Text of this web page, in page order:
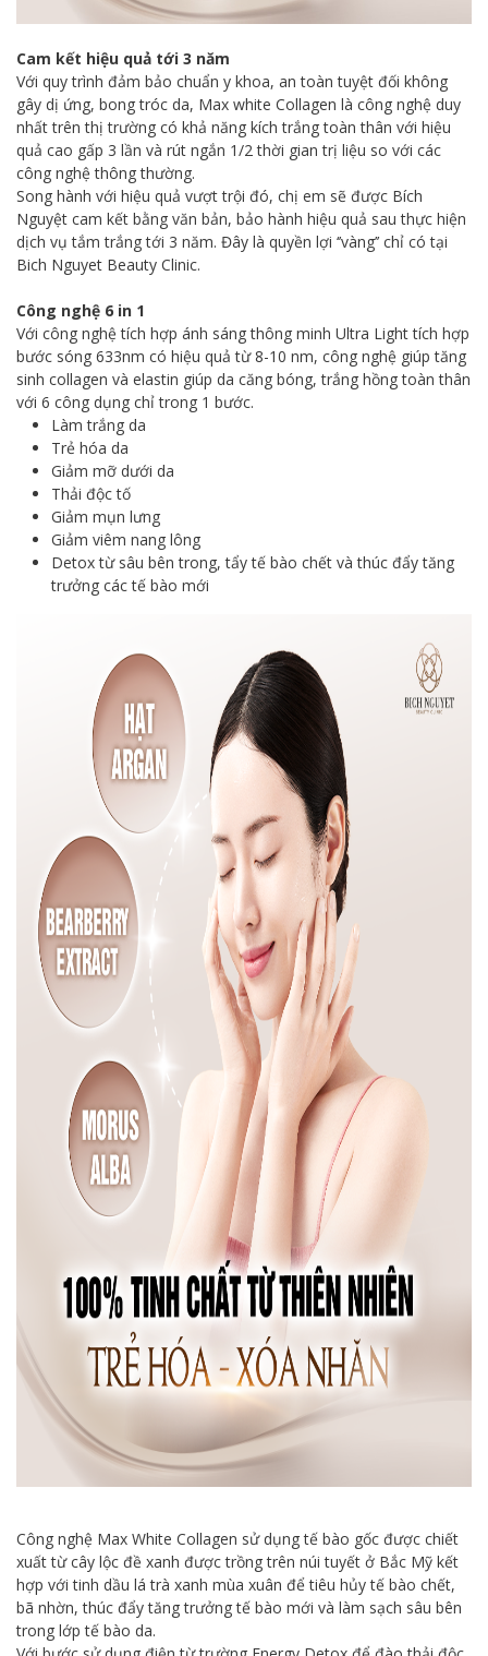
Cam kết hiệu quả tới 3 năm
Với quy trình đảm bảo chuẩn y khoa, an toàn tuyệt đối không
gây dị ứng, bong tróc da, Max white Collagen là công nghệ duy
nhất trên thị trường có khả năng kích trắng toàn thân với hiệu
quả cao gấp 3 lần và rút ngắn 1/2 thời gian trị liệu so với các
công nghệ thông thường.
Song hành với hiệu quả vượt trội đó, chị em sẽ được Bích
Nguyệt cam kết bằng văn bản, bảo hành hiệu quả sau thực hiện
dịch vụ tắm trắng tới 3 năm. Đây là quyền lợi ‘’vàng’’ chỉ có tại
Bich Nguyet Beauty Clinic.
Công nghệ 6 in 1
Với công nghệ tích hợp ánh sáng thông minh Ultra Light tích hợp
bước sóng 633nm có hiệu quả từ 8-10 nm, công nghệ giúp tăng
sinh collagen và elastin giúp da căng bóng, trắng hồng toàn thân
với 6 công dụng chỉ trong 1 bước.
Làm trắng da
Trẻ hóa da
Giảm mỡ dưới da
Thải độc tố
Giảm mụn lưng
Giảm viêm nang lông
Detox từ sâu bên trong, tẩy tế bào chết và thúc đẩy tăng
trưởng các tế bào mới
Công nghệ Max White Collagen sử dụng tế bào gốc được chiết
xuất từ cây lộc đề xanh được trồng trên núi tuyết ở Bắc Mỹ kết
hợp với tinh dầu lá trà xanh mùa xuân để tiêu hủy tế bào chết,
bã nhờn, thúc đẩy tăng trưởng tế bào mới và làm sạch sâu bên
trong lớp tế bào da.